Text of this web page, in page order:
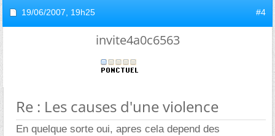
19/06/2007, 19h25 #4
invite4a0c6563
Re : Les causes d'une violence
En quelque sorte oui, apres cela depend des